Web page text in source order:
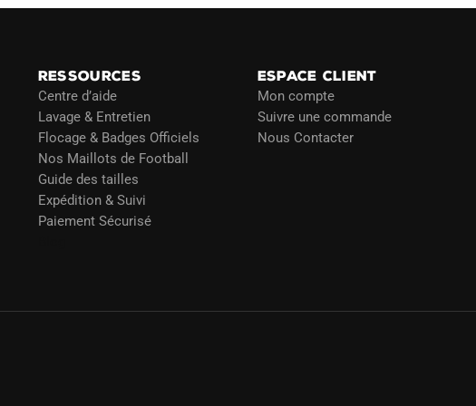
choisies
page
produit
choisies
RESSOURCES
Centre d’aide
Lavage & Entretien
Flocage & Badges Officiels
Nos Maillots de Football
Guide des tailles
Expédition & Suivi
Paiement Sécurisé
ESPACE CLIENT
Mon compte
Suivre une commande
Nous Contacter